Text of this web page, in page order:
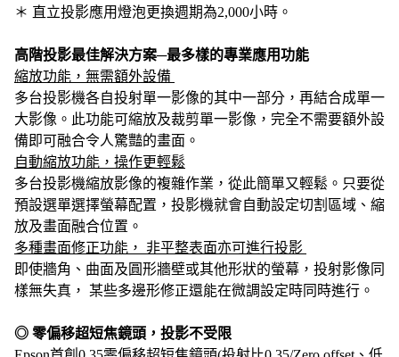
＊ 直立投影應用燈泡更換週期為2,000小時。
高階投影最佳解決方案─最多樣的專業應用功能
縮放功能，無需額外設備
多台投影機各自投射單一影像的其中一部分，再結合成單一
大影像。此功能可縮放及裁剪單一影像，完全不需要額外設
備即可融合令人驚豔的畫面。
自動縮放功能，操作更輕鬆
多台投影機縮放影像的複雜作業，從此簡單又輕鬆。只要從
預設選單選擇螢幕配置，投影機就會自動設定切割區域、縮
放及畫面融合位置。
多種畫面修正功能， 非平整表面亦可進行投影
即使牆角、曲面及圓形牆壁或其他形狀的螢幕，投射影像同
樣無失真， 某些多邊形修正還能在微調設定時同時進行。
◎ 零偏移超短焦鏡頭，投影不受限